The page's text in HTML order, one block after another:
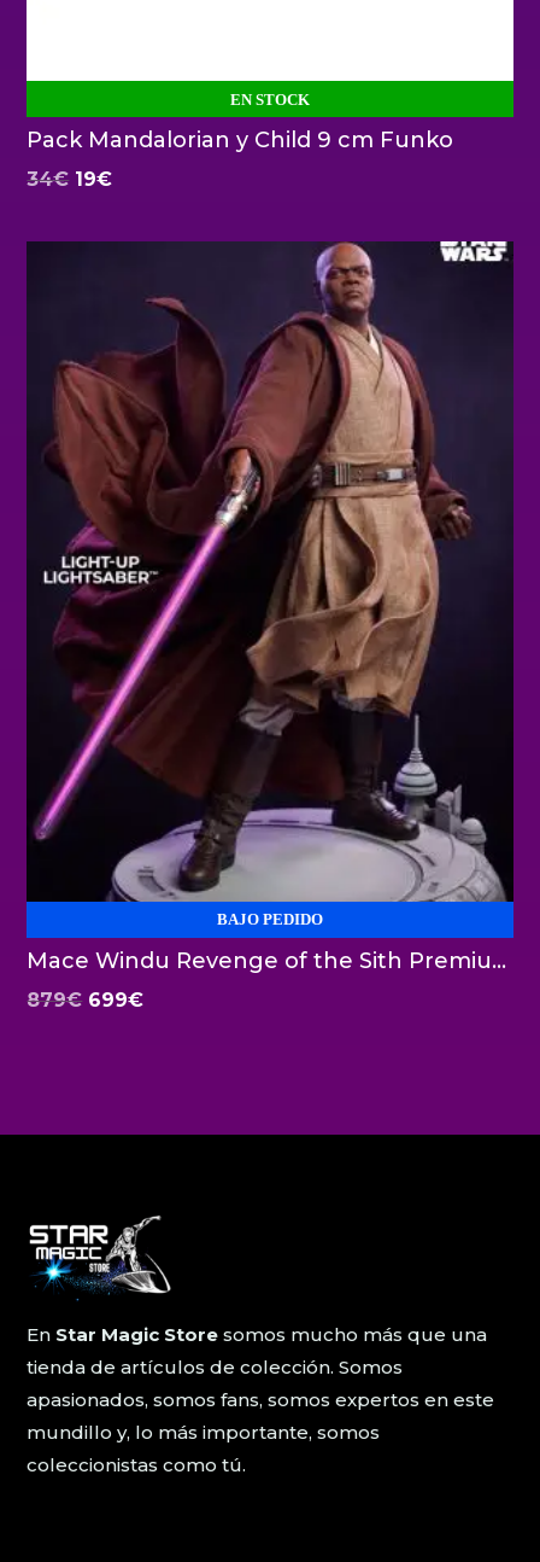
EN STOCK
Pack Mandalorian y Child 9 cm Funko
34€ El
precio
19€El
precio
BAJO PEDIDO
Mace Windu Revenge of the Sith Premium Format Sideshow
879€ El
precio
699€El
precio
En Star Magic Store somos mucho más que una
tienda de artículos de colección. Somos
apasionados, somos fans, somos expertos en este
mundillo y, lo más importante, somos
coleccionistas como tú.